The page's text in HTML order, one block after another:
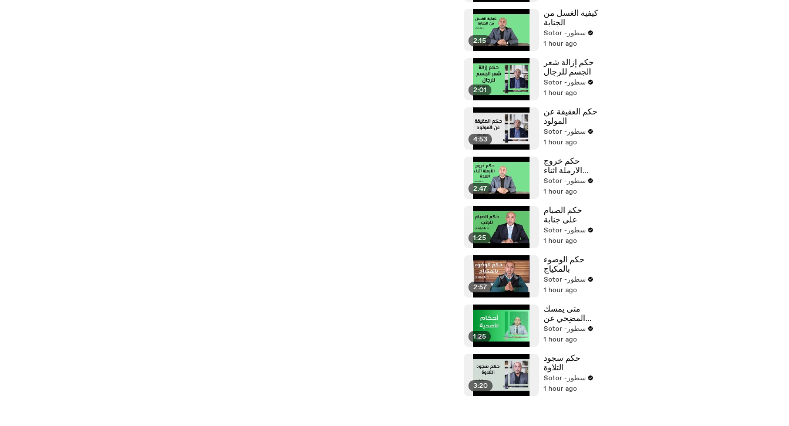
2:15
كيفية الغسل من
الجنابة
Sotor -سطور
1 hour ago
2:01
حكم إزالة شعر
الجسم للرجال
Sotor -سطور
1 hour ago
4:53
حكم العقيقة عن
المولود
Sotor -سطور
1 hour ago
2:47
حكم خروج
الارملة اثناء
العدة
Sotor -سطور
1 hour ago
1:25
حكم الصيام
على جنابة
Sotor -سطور
1 hour ago
2:57
حكم الوضوء
بالمكياج
Sotor -سطور
1 hour ago
1:25
متى يمسك
المضحي عن
شعره وأظفاره؟
Sotor -سطور
1 hour ago
3:20
حكم سجود
التلاوة
Sotor -سطور
1 hour ago